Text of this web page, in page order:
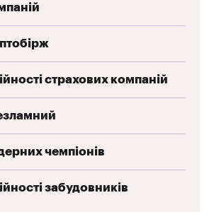
страхових компаній
чемпіонів
забудовників